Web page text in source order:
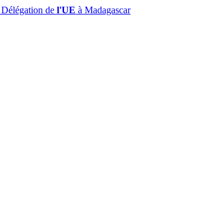
Délégation de l'UE à Madagascar